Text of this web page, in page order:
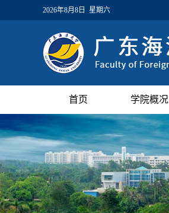
2026年8月8日 星期六
首页 学院概况